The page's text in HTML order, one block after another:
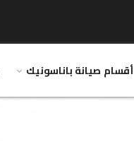
أقسام صيانة باناسونيك